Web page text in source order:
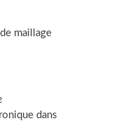
maillage
dans